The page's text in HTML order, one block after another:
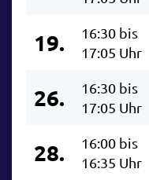
19.
16:30 bis
17:05 Uhr
26.
16:30 bis
17:05 Uhr
28.
16:00 bis
16:35 Uhr